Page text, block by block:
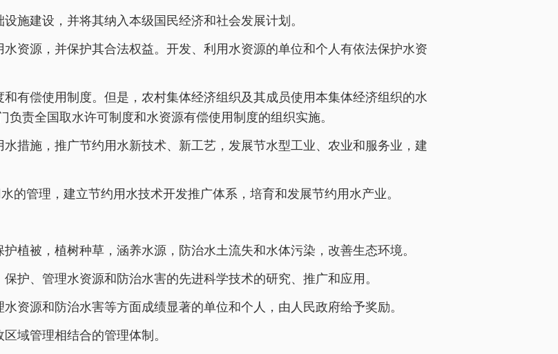
施建设，并将其纳入本级国民经济和社会发展计划。
资源，并保护其合法权益。开发、利用水资源的单位和个人有依法保护水资
有偿使用制度。但是，农村集体经济组织及其成员使用本集体经济组织的水
责全国取水许可制度和水资源有偿使用制度的组织实施。
措施，推广节约用水新技术、新工艺，发展节水型工业、农业和服务业，建
的管理，建立节约用水技术开发推广体系，培育和发展节约用水产业。
植被，植树种草，涵养水源，防治水土流失和水体污染，改善生态环境。
护、管理水资源和防治水害的先进科学技术的研究、推广和应用。
资源和防治水害等方面成绩显著的单位和个人，由人民政府给予奖励。
域管理相结合的管理体制。